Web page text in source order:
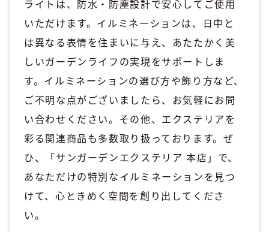
ライトは、防水・防塵設計で安心してご使用
いただけます。イルミネーションは、日中と
は異なる表情を住まいに与え、あたたかく美
しいガーデンライフの実現をサポートしま
す。イルミネーションの選び方や飾り方など、
ご不明な点がございましたら、お気軽にお問
い合わせください。その他、エクステリアを
彩る関連商品も多数取り扱っております。ぜ
ひ、「サンガーデンエクステリア 本店」で、
あなただけの特別なイルミネーションを見つ
けて、心ときめく空間を創り出してくださ
い。